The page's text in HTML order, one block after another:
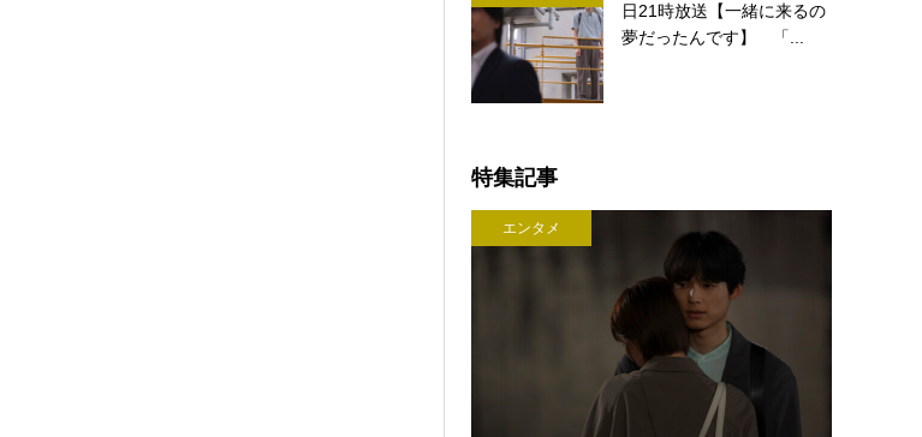
日21時放送【一緒に来るの
夢だったんです】 「...
特集記事
エンタメ